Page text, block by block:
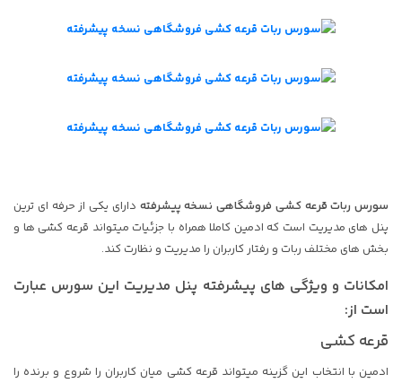
سورس ربات قرعه کشی فروشگاهی نسخه پیشرفته دارای یکی از حرفه ای ترین
پنل های مدیریت است که ادمین کاملا همراه با جزئیات میتواند قرعه کشی ها و
بخش های مختلف ربات و رفتار کاربران را مدیریت و نظارت کند.
امکانات و ویژگی های پیشرفته پنل مدیریت این سورس عبارت
است از:
قرعه کشی
ادمین با انتخاب این گزینه میتواند قرعه کشی میان کاربران را شروع و برنده را